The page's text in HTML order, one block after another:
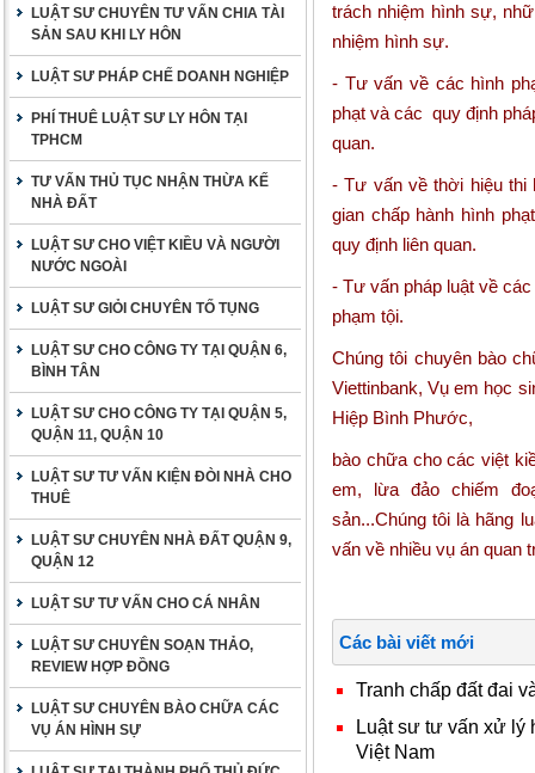
LUẬT SƯ CHUYÊN TƯ VẤN CHIA TÀI
SẢN SAU KHI LY HÔN
LUẬT SƯ PHÁP CHẾ DOANH NGHIỆP
PHÍ THUÊ LUẬT SƯ LY HÔN TẠI
TPHCM
TƯ VẤN THỦ TỤC NHẬN THỪA KẾ
NHÀ ĐẤT
LUẬT SƯ CHO VIỆT KIỀU VÀ NGƯỜI
NƯỚC NGOÀI
LUẬT SƯ GIỎI CHUYÊN TỐ TỤNG
LUẬT SƯ CHO CÔNG TY TẠI QUẬN 6,
BÌNH TÂN
LUẬT SƯ CHO CÔNG TY TẠI QUẬN 5,
QUẬN 11, QUẬN 10
LUẬT SƯ TƯ VẤN KIỆN ĐÒI NHÀ CHO
THUÊ
LUẬT SƯ CHUYÊN NHÀ ĐẤT QUẬN 9,
QUẬN 12
LUẬT SƯ TƯ VẤN CHO CÁ NHÂN
LUẬT SƯ CHUYÊN SOẠN THẢO,
REVIEW HỢP ĐỒNG
LUẬT SƯ CHUYÊN BÀO CHỮA CÁC
VỤ ÁN HÌNH SỰ
trách nhiệm hình sự,
nhiệm hình sự.
- Tư vấn về các hình
phạt và các quy định
quan.
- Tư vấn về thời hiệu thi
gian chấp hành hình
quy định liên quan.
- Tư vấn pháp luật về
phạm tội.
Chúng tôi chuyên bào
Viettinbank, Vụ em học
Hiệp Bình Phước,
bào chữa cho các việt
em, lừa đảo chiếm
sản...Chúng tôi là hãng
vấn về nhiều vụ án quan
Các bài viết mới
Tranh chấp đất đai
Luật sư tư vấn xử lý
Việt Nam